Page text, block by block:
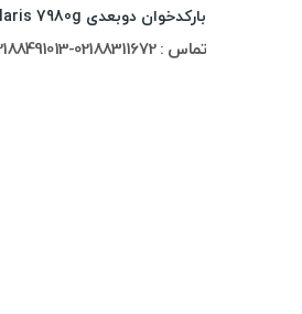
تماس : 02188311672-02188491013